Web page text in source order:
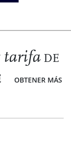
tarifaDE
OBTENER MÁS